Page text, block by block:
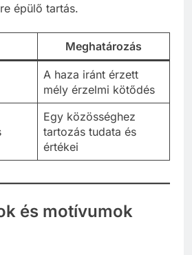
épülő tartás.
Meghatározás
A haza iránt érzett
mély érzelmi kötődés
Egy közösséghez
tartozás tudata és
értékei
és motívumok